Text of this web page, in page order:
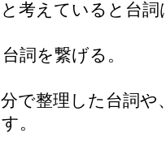
考えていると台
詞を繋げる。
で整理した台詞や
。